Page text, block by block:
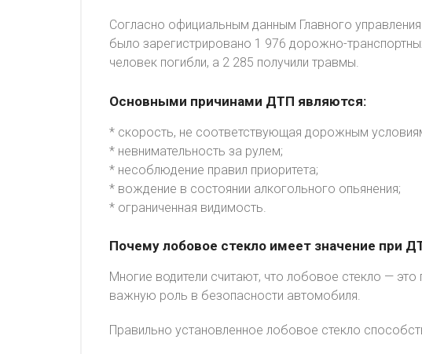
Согласно официальным данным Главного
было зарегистрировано 1 976 дорожно-
человек погибли, а 2 285 получили травмы.
Основными причинами ДТП являются:
* скорость, не соответствующая дорожным
* невнимательность за рулем;
* несоблюдение правил приоритета;
* вождение в состоянии алкогольного опьянения;
* ограниченная видимость.
Почему лобовое стекло имеет значение при
Многие водители считают, что лобовое стекло — это
важную роль в безопасности автомобиля.
Правильно установленное лобовое стекло